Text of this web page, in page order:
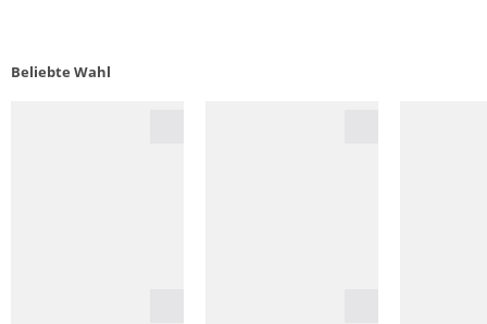
Beliebte Wahl